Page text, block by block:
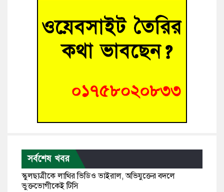
সর্বশেষ খবর
স্কুলছাত্রীকে লাথির ভিডিও ভাইরাল, অভিযুক্তের বদলে
ভুক্তভোগীকেই টিসি